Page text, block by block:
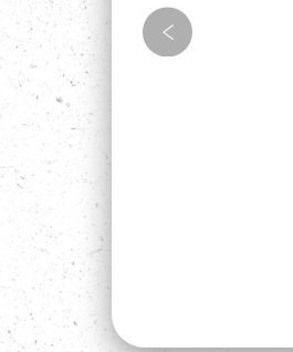
事情